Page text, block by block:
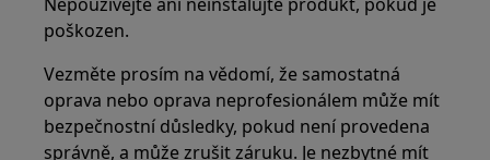
poškozen.
Vezměte prosím na vědomí, že samostatná
oprava nebo oprava neprofesionálem může mít
bezpečnostní důsledky, pokud není provedena
správně, a může zrušit záruku. Je nezbytné mít